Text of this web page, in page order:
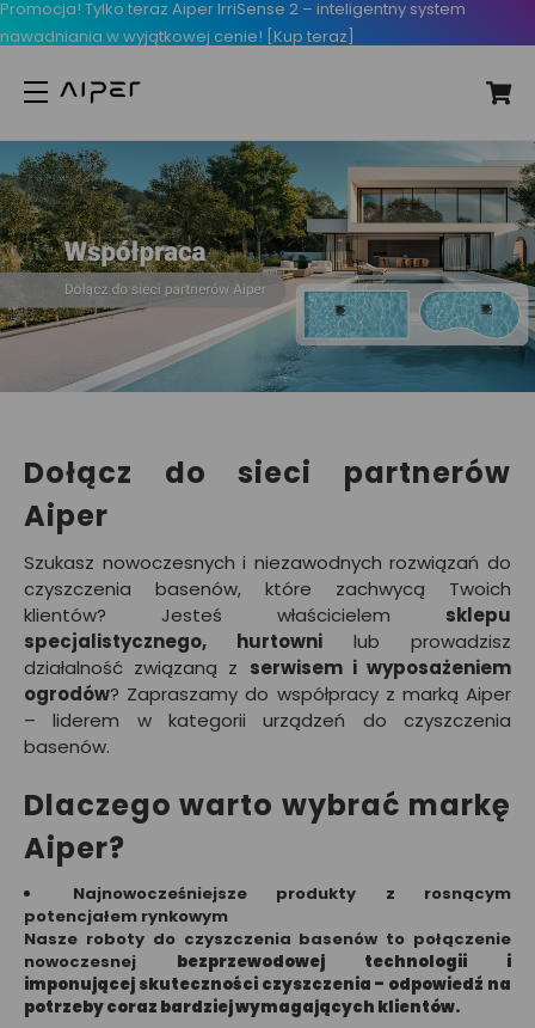
Promocja! Tylko teraz Aiper IrriSense 2 – inteligentny system
nawadniania w wyjątkowej cenie! [Kup teraz]
Dołącz do sieci partnerów
Aiper
Szukasz nowoczesnych i niezawodnych rozwiązań do
czyszczenia basenów, które zachwycą Twoich
klientów? Jesteś właścicielem sklepu
specjalistycznego, hurtowni lub prowadzisz
działalność związaną z serwisem i wyposażeniem
ogrodów? Zapraszamy do współpracy z marką Aiper
– liderem w kategorii urządzeń do czyszczenia
basenów.
Dlaczego warto wybrać markę
Aiper?
Najnowocześniejsze produkty z rosnącym
potencjałem rynkowym
Nasze roboty do czyszczenia basenów to połączenie
nowoczesnej bezprzewodowej technologii i
imponującej skuteczności czyszczenia – odpowiedź na
potrzeby coraz bardziej wymagających klientów.